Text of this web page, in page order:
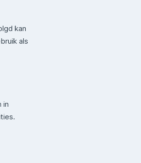
kan
als
in